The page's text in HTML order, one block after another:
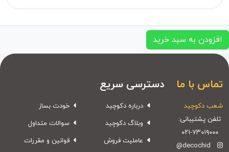
افزودن به سبد خرید
تماس با ما
شعب دکوچید
تلفن پشتیبانی:
۰۲۱-۷۳۰۱۹۰۰۰
@decochid
دسترسی سریع
درباره دکوچید
وبلاگ دکوچید
عاملیت فروش
خودت بساز
سوالات متداول
قوانین و مقررات